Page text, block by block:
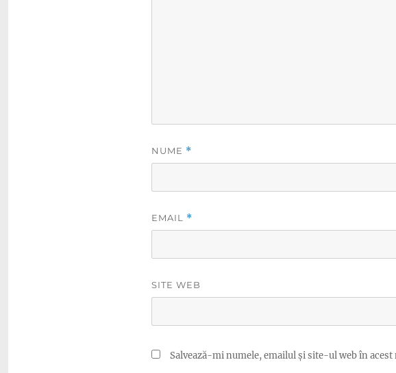
NUME *
EMAIL *
SITE WEB
Salvează-mi numele, emailul și site-ul web în